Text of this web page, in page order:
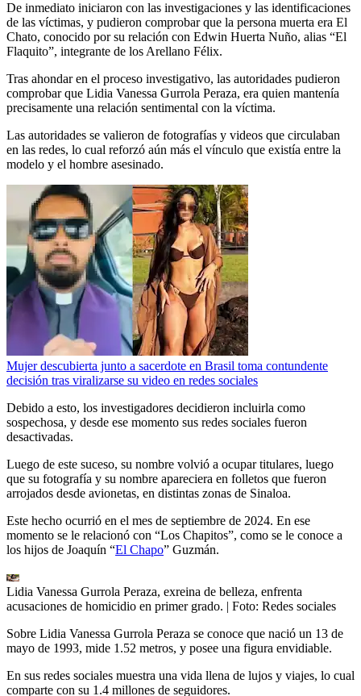
De inmediato iniciaron con las investigaciones y las identificaciones
de las víctimas, y pudieron comprobar que la persona muerta era El
Chato, conocido por su relación con Edwin Huerta Nuño, alias “El
Flaquito”, integrante de los Arellano Félix.
Tras ahondar en el proceso investigativo, las autoridades pudieron
comprobar que Lidia Vanessa Gurrola Peraza, era quien mantenía
precisamente una relación sentimental con la víctima.
Las autoridades se valieron de fotografías y videos que circulaban
en las redes, lo cual reforzó aún más el vínculo que existía entre la
modelo y el hombre asesinado.
Mujer descubierta junto a sacerdote en Brasil toma contundente
decisión tras viralizarse su video en redes sociales
Debido a esto, los investigadores decidieron incluirla como
sospechosa, y desde ese momento sus redes sociales fueron
desactivadas.
Luego de este suceso, su nombre volvió a ocupar titulares, luego
que su fotografía y su nombre apareciera en folletos que fueron
arrojados desde avionetas, en distintas zonas de Sinaloa.
Este hecho ocurrió en el mes de septiembre de 2024. En ese
momento se le relacionó con “Los Chapitos”, como se le conoce a
los hijos de Joaquín “El Chapo” Guzmán.
Lidia Vanessa Gurrola Peraza, exreina de belleza, enfrenta
acusaciones de homicidio en primer grado. | Foto: Redes sociales
Sobre Lidia Vanessa Gurrola Peraza se conoce que nació un 13 de
mayo de 1993, mide 1.52 metros, y posee una figura envidiable.
En sus redes sociales muestra una vida llena de lujos y viajes, lo cual
comparte con su 1.4 millones de seguidores.